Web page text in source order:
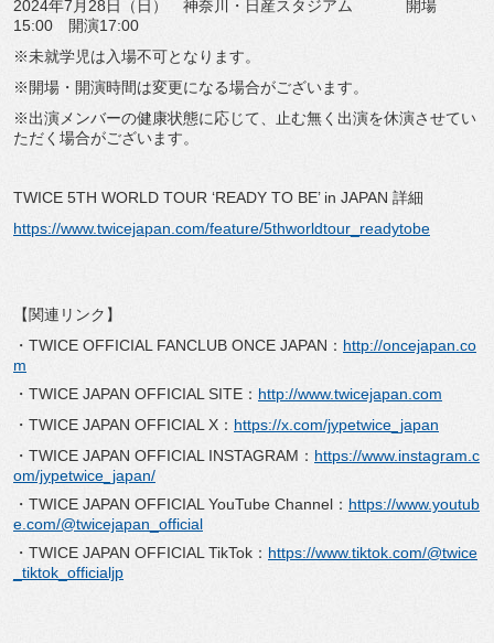
2024年7月28日（日） 神奈川・日産スタジアム 開場
15:00 開演17:00
※未就学児は入場不可となります。
※開場・開演時間は変更になる場合がございます。
※出演メンバーの健康状態に応じて、止む無く出演を休演させてい
ただく場合がございます。
TWICE 5TH WORLD TOUR ‘READY TO BE’ in JAPAN 詳細
https://www.twicejapan.com/feature/5thworldtour_readytobe
【関連リンク】
・TWICE OFFICIAL FANCLUB ONCE JAPAN： http://oncejapan.co
m
・TWICE JAPAN OFFICIAL SITE： http://www.twicejapan.com
・TWICE JAPAN OFFICIAL X： https://x.com/jypetwice_japan
・TWICE JAPAN OFFICIAL INSTAGRAM： https://www.instagram.c
om/jypetwice_japan/
・TWICE JAPAN OFFICIAL YouTube Channel： https://www.youtub
e.com/@twicejapan_official
・TWICE JAPAN OFFICIAL TikTok： https://www.tiktok.com/@twice
_tiktok_officialjp